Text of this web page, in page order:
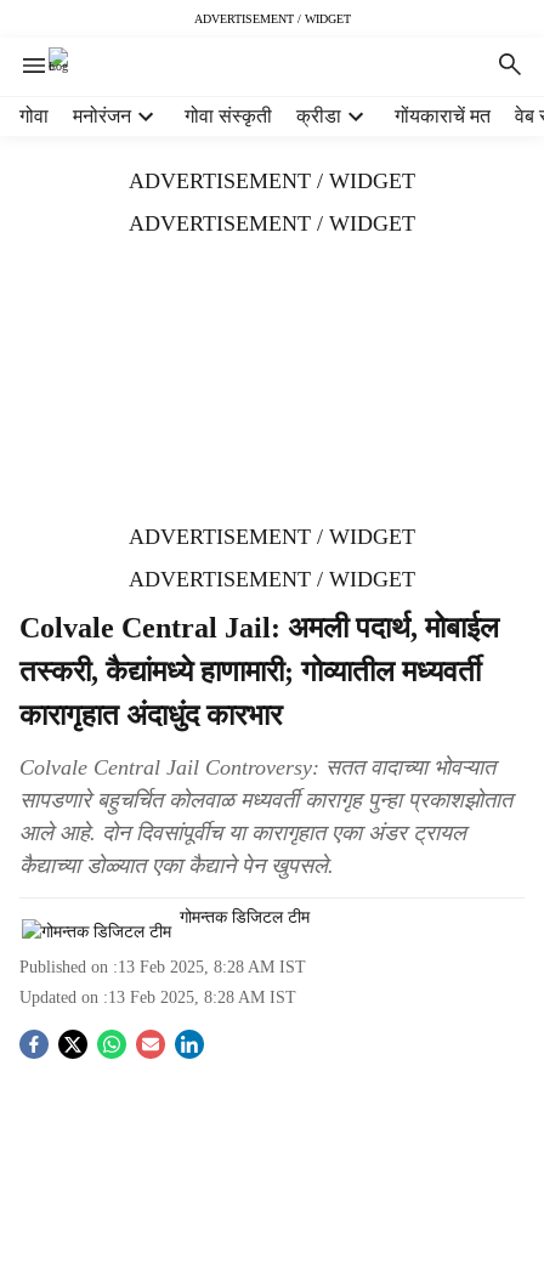
ADVERTISEMENT / WIDGET
गोवा मनोरंजन गोवा संस्कृती क्रीडा गोंयकाराचें मत वेब
ADVERTISEMENT / WIDGET
ADVERTISEMENT / WIDGET
ADVERTISEMENT / WIDGET
ADVERTISEMENT / WIDGET
Colvale Central Jail: अमली पदार्थ, मोबाईल
तस्करी, कैद्यांमध्ये हाणामारी; गोव्यातील मध्यवर्ती
कारागृहात अंदाधुंद कारभार
Colvale Central Jail Controversy: सतत वादाच्या भोवऱ्यात
सापडणारे बहुचर्चित कोलवाळ मध्यवर्ती कारागृह पुन्हा प्रकाशझोतात
आले आहे. दोन दिवसांपूर्वीच या कारागृहात एका अंडर ट्रायल
कैद्याच्या डोळ्यात एका कैद्याने पेन खुपसले.
गोमन्तक डिजिटल टीम
Published on :13 Feb 2025, 8:28 AM IST
Updated on :13 Feb 2025, 8:28 AM IST
S